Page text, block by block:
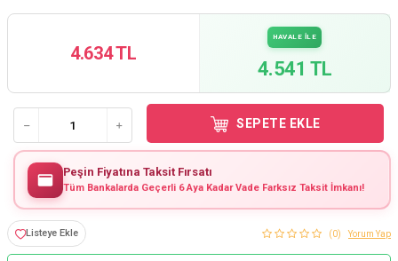
4.634 TL
HAVALE İLE
4.541 TL
SEPETE EKLE
Peşin Fiyatına Taksit Fırsatı
Tüm Bankalarda Geçerli 6 Aya Kadar Vade Farksız Taksit İmkanı!
Listeye Ekle (0) Yorum Yap